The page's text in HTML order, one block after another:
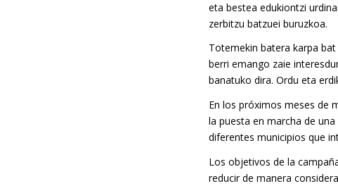
eta bestea edukiontzi
zerbitzu batzuei buruzkoa.
Totemekin batera karpa
berri emango zaie
banatuko dira. Ordu eta
En los próximos meses de
la puesta en marcha de
diferentes municipios que
Los objetivos de la
reducir de manera